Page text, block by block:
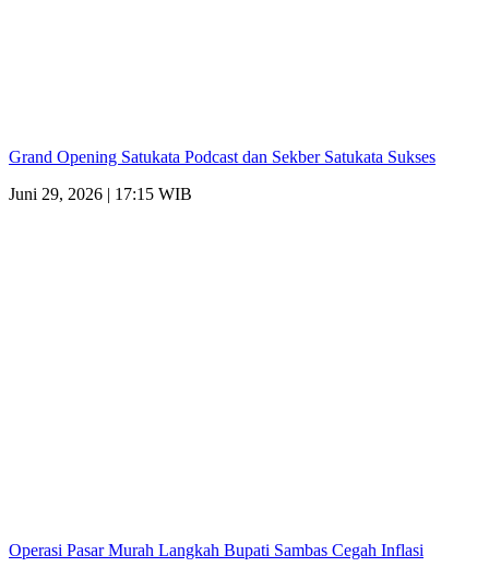
Grand Opening Satukata Podcast dan Sekber Satukata Sukses
Juni 29, 2026 | 17:15 WIB
Operasi Pasar Murah Langkah Bupati Sambas Cegah Inflasi